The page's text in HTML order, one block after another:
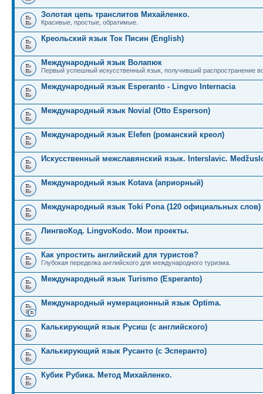
Золотая цепь транслитов Михайленко.
Красивые, простые, обратимые.
Креольский язык Ток Писин (English)
Международный язык Волапюк
Первый успешный искусственный язык, получивший распространение
Международный язык Esperanto - Lingvo Internacia
Международный язык Novial (Otto Esperson)
Международный язык Elefen (романский креол)
Искусственный межславянский язык. Interslavic.
Международный язык Kotava (априорный)
Международный язык Toki Pona (120 официальных слов)
ЛингвоКод. LingvoKodo. Мои проекты.
Как упростить английский для туристов?
Глубокая переделка английского для международного туризма.
Международный язык Turismo (Esperanto)
Международный нумерационный язык Optima.
Калькирующий язык Русиш (с английского)
Калькирующий язык Русанто (с Эсперанто)
Кубик Рубика. Метод Михайленко.